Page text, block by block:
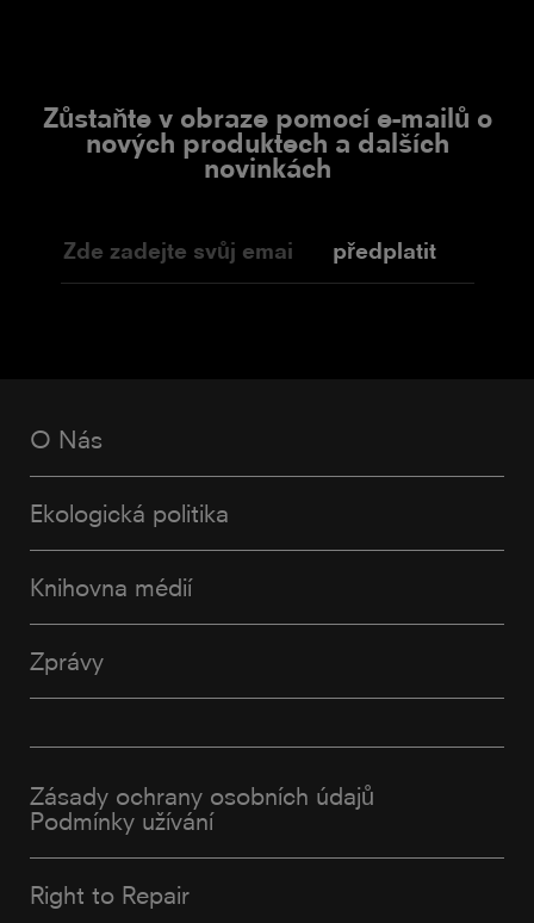
Zůstaňte v obraze pomocí e-mailů o
nových produktech a dalších
novinkách
předplatit
O Nás
Ekologická politika
Knihovna médií
Zprávy
Zásady ochrany osobních údajů
Podmínky užívání
Right to Repair